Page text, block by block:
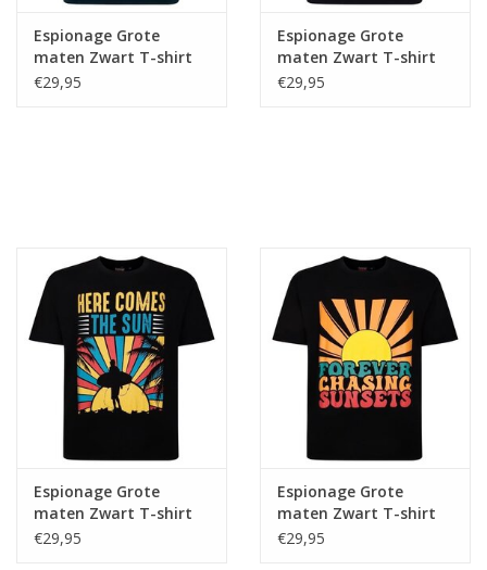
Espionage Grote
maten Zwart T-shirt
"Motorcycle Legend"
€29,95
Espionage Grote
maten Zwart T-shirt
"Arizona"
€29,95
Espionage Grote
maten Zwart T-shirt
"The Sun"
€29,95
Espionage Grote
maten Zwart T-shirt
"Chaising Sunset"
€29,95